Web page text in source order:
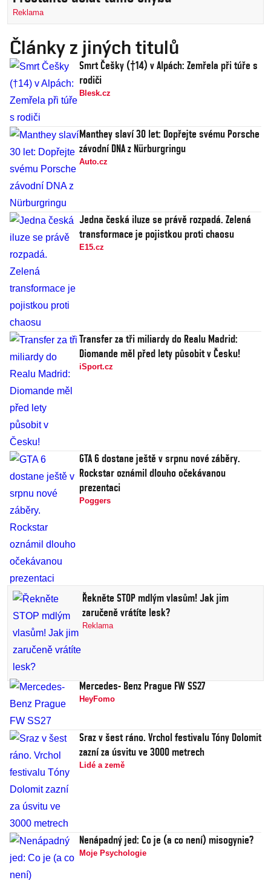
Reklama
Články z jiných titulů
Smrt Češky (†14) v Alpách: Zemřela při túře s
rodiči
Blesk.cz
Manthey slaví 30 let: Dopřejte svému Porsche
závodní DNA z Nürburgringu
Auto.cz
Jedna česká iluze se právě rozpadá. Zelená
transformace je pojistkou proti chaosu
E15.cz
Transfer za tři miliardy do Realu Madrid:
Diomande měl před lety působit v Česku!
iSport.cz
GTA 6 dostane ještě v srpnu nové záběry.
Rockstar oznámil dlouho očekávanou
prezentaci
Poggers
Řekněte STOP mdlým vlasům! Jak jim
zaručeně vrátíte lesk?
Reklama
Mercedes- Benz Prague FW SS27
HeyFomo
Sraz v šest ráno. Vrchol festivalu Tóny Dolomit
zazní za úsvitu ve 3000 metrech
Lidé a země
Nenápadný jed: Co je (a co není) misogynie?
Moje Psychologie